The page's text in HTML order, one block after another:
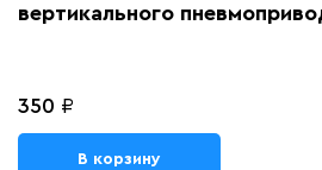
вертикального
350 ₽
В корзину